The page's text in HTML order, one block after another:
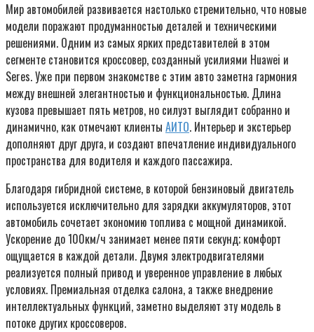
Мир автомобилей развивается настолько стремительно, что новые
модели поражают продуманностью деталей и техническими
решениями. Одним из самых ярких представителей в этом
сегменте становится кроссовер, созданный усилиями Huawei и
Seres. Уже при первом знакомстве с этим авто заметна гармония
между внешней элегантностью и функциональностью. Длина
кузова превышает пять метров, но силуэт выглядит собранно и
динамично, как отмечают клиенты АИТО. Интерьер и экстерьер
дополняют друг друга, и создают впечатление индивидуального
пространства для водителя и каждого пассажира.
Благодаря гибридной системе, в которой бензиновый двигатель
используется исключительно для зарядки аккумуляторов, этот
автомобиль сочетает экономию топлива с мощной динамикой.
Ускорение до 100км/ч занимает менее пяти секунд; комфорт
ощущается в каждой детали. Двумя электродвигателями
реализуется полный привод и уверенное управление в любых
условиях. Премиальная отделка салона, а также внедрение
интеллектуальных функций, заметно выделяют эту модель в
потоке других кроссоверов.